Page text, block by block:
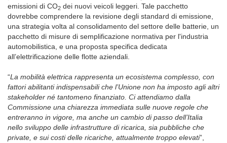
emissioni di CO2 dei nuovi veicoli leggeri. Tale pacchetto
dovrebbe comprendere la revisione degli standard di emissione,
una strategia volta al consolidamento del settore delle batterie, un
pacchetto di misure di semplificazione normativa per l'industria
automobilistica, e una proposta specifica dedicata
all’elettrificazione delle flotte aziendali.
“La mobilità elettrica rappresenta un ecosistema complesso, con
fattori abilitanti indispensabili che l’Unione non ha imposto agli altri
stakeholder né tantomeno finanziato. Ci attendiamo dalla
Commissione una chiarezza immediata sulle nuove regole che
entreranno in vigore, ma anche un cambio di passo dell’Italia
nello sviluppo delle infrastrutture di ricarica, sia pubbliche che
private, e sui costi delle ricariche, attualmente troppo elevati”,